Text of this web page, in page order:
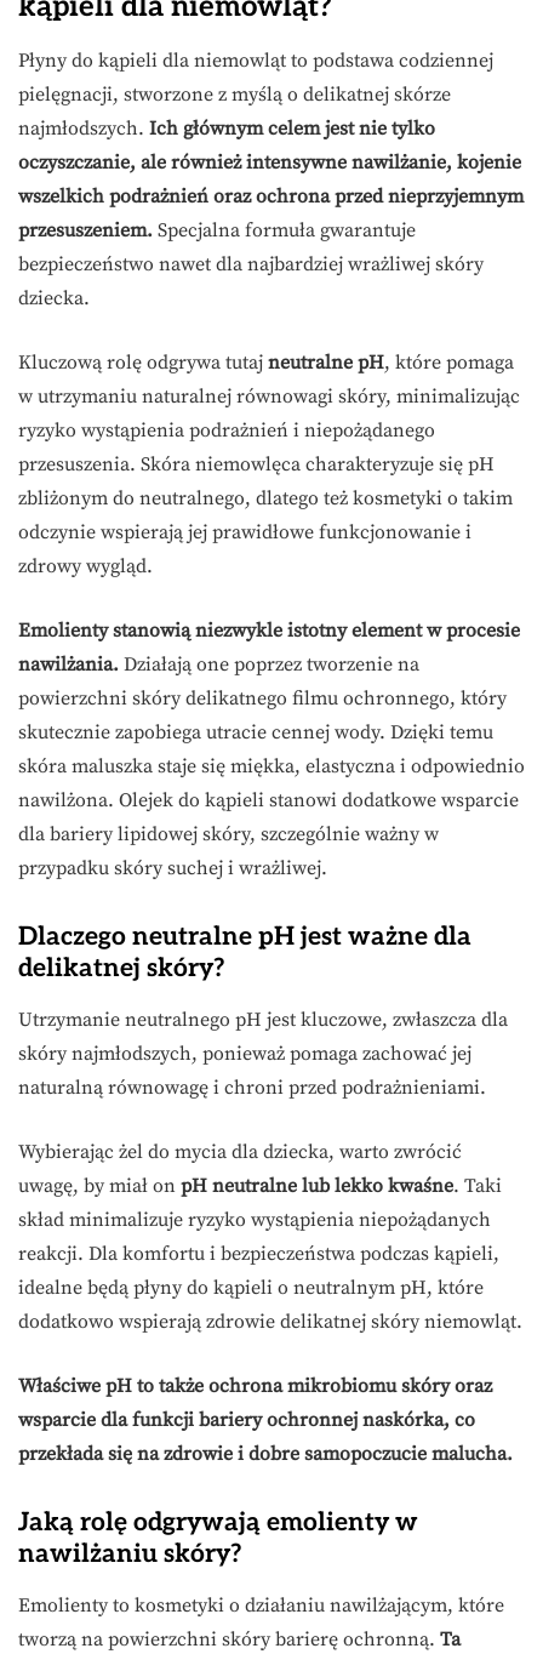
Płyny do kąpieli dla niemowląt to podstawa codziennej
pielęgnacji, stworzone z myślą o delikatnej skórze
najmłodszych. Ich głównym celem jest nie tylko
oczyszczanie, ale również intensywne nawilżanie, kojenie
wszelkich podrażnień oraz ochrona przed nieprzyjemnym
przesuszeniem. Specjalna formuła gwarantuje
bezpieczeństwo nawet dla najbardziej wrażliwej skóry
dziecka.
Kluczową rolę odgrywa tutaj neutralne pH, które pomaga
w utrzymaniu naturalnej równowagi skóry, minimalizując
ryzyko wystąpienia podrażnień i niepożądanego
przesuszenia. Skóra niemowlęca charakteryzuje się pH
zbliżonym do neutralnego, dlatego też kosmetyki o takim
odczynie wspierają jej prawidłowe funkcjonowanie i
zdrowy wygląd.
Emolienty stanowią niezwykle istotny element w procesie
nawilżania. Działają one poprzez tworzenie na
powierzchni skóry delikatnego filmu ochronnego, który
skutecznie zapobiega utracie cennej wody. Dzięki temu
skóra maluszka staje się miękka, elastyczna i odpowiednio
nawilżona. Olejek do kąpieli stanowi dodatkowe wsparcie
dla bariery lipidowej skóry, szczególnie ważny w
przypadku skóry suchej i wrażliwej.
Dlaczego neutralne pH jest ważne dla
delikatnej skóry?
Utrzymanie neutralnego pH jest kluczowe, zwłaszcza dla
skóry najmłodszych, ponieważ pomaga zachować jej
naturalną równowagę i chroni przed podrażnieniami.
Wybierając żel do mycia dla dziecka, warto zwrócić
uwagę, by miał on pH neutralne lub lekko kwaśne. Taki
skład minimalizuje ryzyko wystąpienia niepożądanych
reakcji. Dla komfortu i bezpieczeństwa podczas kąpieli,
idealne będą płyny do kąpieli o neutralnym pH, które
dodatkowo wspierają zdrowie delikatnej skóry niemowląt.
Właściwe pH to także ochrona mikrobiomu skóry oraz
wsparcie dla funkcji bariery ochronnej naskórka, co
przekłada się na zdrowie i dobre samopoczucie malucha.
Jaką rolę odgrywają emolienty w
nawilżaniu skóry?
Emolienty to kosmetyki o działaniu nawilżającym, które
tworzą na powierzchni skóry barierę ochronną. Ta